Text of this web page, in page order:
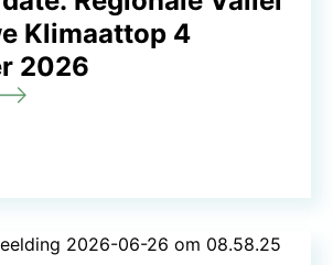
Klimaattop 4
2026